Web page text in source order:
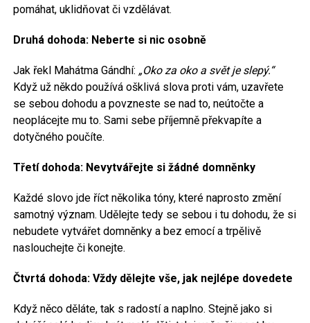
pomáhat, uklidňovat či vzdělávat.
Druhá dohoda: Neberte si nic osobně
Jak řekl Mahátma Gándhí: „Oko za oko a svět je slepý.“
Když už někdo používá ošklivá slova proti vám, uzavřete
se sebou dohodu a povzneste se nad to, neútočte a
neoplácejte mu to. Sami sebe příjemně překvapíte a
dotyčného poučíte.
Třetí dohoda: Nevytvářejte si žádné domněnky
Každé slovo jde říct několika tóny, které naprosto změní
samotný význam. Udělejte tedy se sebou i tu dohodu, že si
nebudete vytvářet domněnky a bez emocí a trpělivě
naslouchejte či konejte.
Čtvrtá dohoda: Vždy dělejte vše, jak nejlépe dovedete
Když něco děláte, tak s radostí a naplno. Stejně jako si